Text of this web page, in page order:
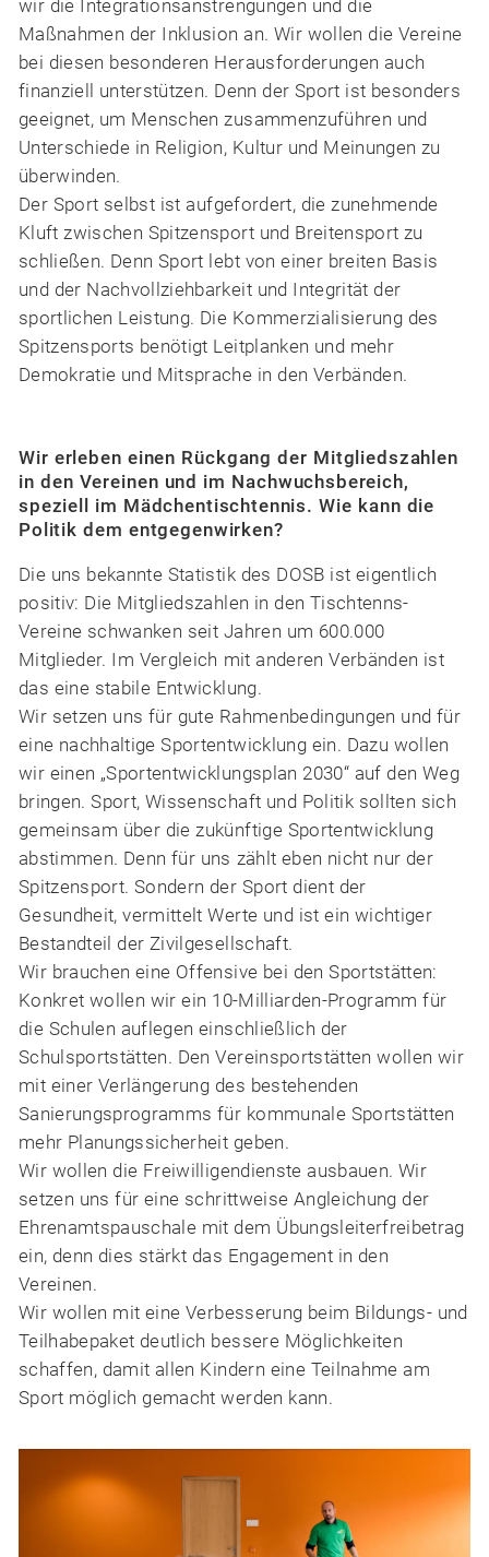
wir die Integrationsanstrengungen und die
Maßnahmen der Inklusion an. Wir wollen die Vereine
bei diesen besonderen Herausforderungen auch
finanziell unterstützen. Denn der Sport ist besonders
geeignet, um Menschen zusammenzuführen und
Unterschiede in Religion, Kultur und Meinungen zu
überwinden.
Der Sport selbst ist aufgefordert, die zunehmende
Kluft zwischen Spitzensport und Breitensport zu
schließen. Denn Sport lebt von einer breiten Basis
und der Nachvollziehbarkeit und Integrität der
sportlichen Leistung. Die Kommerzialisierung des
Spitzensports benötigt Leitplanken und mehr
Demokratie und Mitsprache in den Verbänden.
Wir erleben einen Rückgang der Mitgliedszahlen
in den Vereinen und im Nachwuchsbereich,
speziell im Mädchentischtennis. Wie kann die
Politik dem entgegenwirken?
Die uns bekannte Statistik des DOSB ist eigentlich
positiv: Die Mitgliedszahlen in den Tischtenns-
Vereine schwanken seit Jahren um 600.000
Mitglieder. Im Vergleich mit anderen Verbänden ist
das eine stabile Entwicklung.
Wir setzen uns für gute Rahmenbedingungen und für
eine nachhaltige Sportentwicklung ein. Dazu wollen
wir einen „Sportentwicklungsplan 2030“ auf den Weg
bringen. Sport, Wissenschaft und Politik sollten sich
gemeinsam über die zukünftige Sportentwicklung
abstimmen. Denn für uns zählt eben nicht nur der
Spitzensport. Sondern der Sport dient der
Gesundheit, vermittelt Werte und ist ein wichtiger
Bestandteil der Zivilgesellschaft.
Wir brauchen eine Offensive bei den Sportstätten:
Konkret wollen wir ein 10-Milliarden-Programm für
die Schulen auflegen einschließlich der
Schulsportstätten. Den Vereinsportstätten wollen wir
mit einer Verlängerung des bestehenden
Sanierungsprogramms für kommunale Sportstätten
mehr Planungssicherheit geben.
Wir wollen die Freiwilligendienste ausbauen. Wir
setzen uns für eine schrittweise Angleichung der
Ehrenamtspauschale mit dem Übungsleiterfreibetrag
ein, denn dies stärkt das Engagement in den
Vereinen.
Wir wollen mit eine Verbesserung beim Bildungs- und
Teilhabepaket deutlich bessere Möglichkeiten
schaffen, damit allen Kindern eine Teilnahme am
Sport möglich gemacht werden kann.